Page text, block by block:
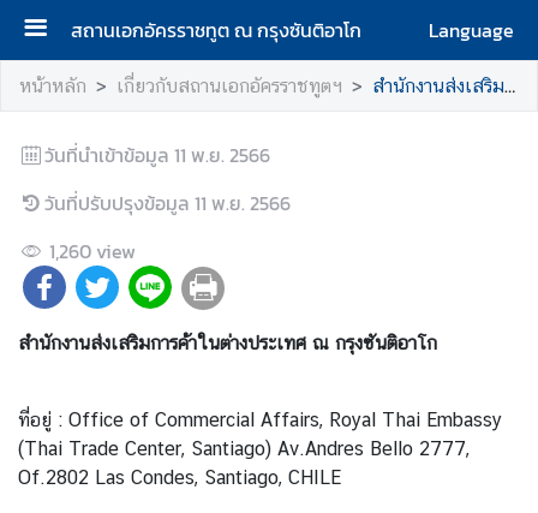
สถานเอกอัครราชทูต ณ กรุงซันติอาโก
Language
ห
แ
ร
เ
กี่
ย
บ
ส
ถ
หน้าหลัก เกี่ยวกับสถานเอกอัครราชทูตฯ สำนักงานส่งเสริมการค้าในต่างประเทศฯ
วันที่นำเข้าข้อมูล 11 พ.ย. 2566
วันที่ปรับปรุงข้อมูล 11 พ.ย. 2566
1,260 view
สำนักงานส่งเสริมการค้าในต่างประเทศ ณ กรุงซันติอาโก
ที่อยู่ : Office of Commercial Affairs, Royal Thai Embassy
(Thai Trade Center, Santiago) Av.Andres Bello 2777,
Of.2802 Las Condes, Santiago, CHILE